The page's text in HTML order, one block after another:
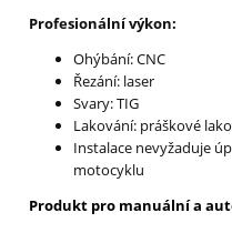
Profesionální výkon:
Ohýbání: CNC
Řezání: laser
Svary: TIG
Lakování: práškové
Instalace nevyžaduje
motocyklu
Produkt pro manuální a